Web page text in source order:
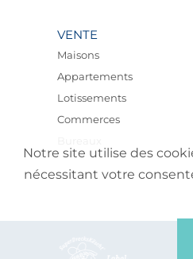
VENTE
Maisons
Appartements
Lotissements
Commerces
Notre site utilise des
nécessitant votre